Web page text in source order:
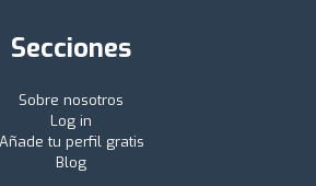
Secciones
Sobre nosotros
Log in
Añade tu perfil gratis
Blog